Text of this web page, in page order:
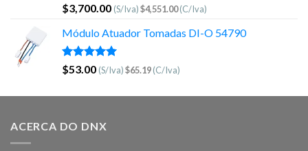
Avaliação
5.00
$3,700.00 (S/Iva)$4,551.00(C/Iva)
Módulo Atuador Tomadas DI-O 54790
Avaliação
5.00
de 5
$53.00 (S/Iva)$65.19(C/Iva)
ACERCA DO DNX